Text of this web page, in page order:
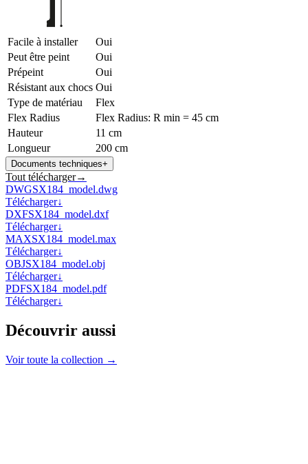
Facile à installer
Oui
Peut être peint
Oui
Prépeint
Oui
Résistant aux chocs Oui
Type de matériau
Flex
Flex Radius
Flex Radius: R min = 45 cm
Hauteur
11 cm
Longueur
200 cm
Documents techniques+
Tout télécharger→
DWGSX184_model.dwg
Télécharger↓
DXFSX184_model.dxf
Télécharger↓
MAXSX184_model.max
Télécharger↓
OBJSX184_model.obj
Télécharger↓
PDFSX184_model.pdf
Télécharger↓
Découvrir aussi
Voir toute la collection →